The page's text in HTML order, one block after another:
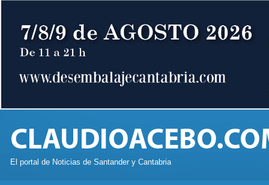
El portal de Noticias de Santander y Cantabria